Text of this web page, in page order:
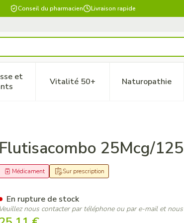
Conseil du pharmacien Livraison rapide
soins et hygiène
pour la catégorie Régime, alimentation &
et
le sous-menu pour la catégorie
Vitalité 50+Afficher le sous-menu pour la
Naturopathie
Afficher
120D
Flutisacombo 25Mcg/
Sur prescription
Médicament
En rupture de stock
Veuillez nous contacter par téléphone ou par e-mail et